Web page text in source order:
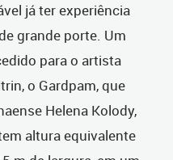
já ter experiência
grande porte. Um
para o artista
o Gardpam, que
Helena Kolody,
altura equivalente